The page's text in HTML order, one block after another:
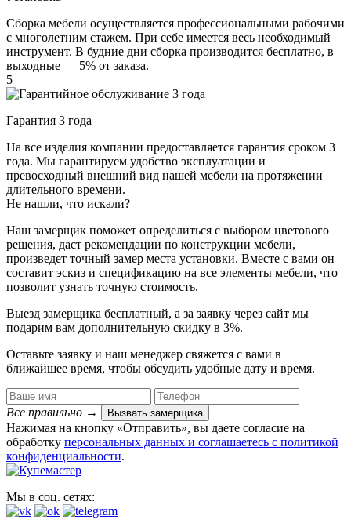
Сборка мебели осуществляется профессиональными рабочими
с многолетним стажем. При себе имеется весь необходимый
инструмент. В будние дни сборка производится бесплатно, в
выходные — 5% от заказа.
5
Гарантия 3 года
На все изделия компании предоставляется гарантия сроком 3
года. Мы гарантируем удобство эксплуатации и
превосходный внешний вид нашей мебели на протяжении
длительного времени.
Не нашли, что искали?
Наш замерщик поможет определиться с выбором цветового
решения, даст рекомендации по конструкции мебели,
произведет точный замер места установки. Вместе с вами он
составит эскиз и спецификацию на все элементы мебели, что
позволит узнать точную стоимость.
Выезд замерщика бесплатный, а за заявку через сайт мы
подарим вам дополнительную скидку в 3%.
Оставьте заявку и наш менеджер свяжется с вами в
ближайшее время, чтобы обсудить удобные дату и время.
Все правильно → Вызвать замерщика
Нажимая на кнопку «Отправить», вы даете согласие на
обработку персональных данных​ и соглашаетесь c политикой
конфиденциальности.
Мы в соц. сетях: